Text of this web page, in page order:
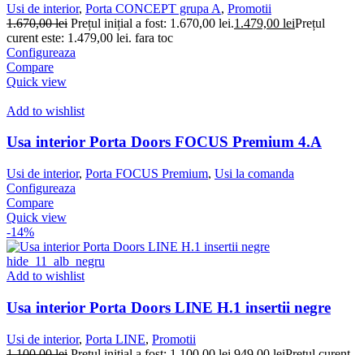
Usi de interior, Porta CONCEPT grupa A, Promotii
1.670,00lei Prețul inițial a fost: 1.670,00 lei.1.479,00 leiPrețul
curent este: 1.479,00 lei. fara toc
Configureaza
Compare
Quick view
Add to wishlist
Usa interior Porta Doors FOCUS Premium 4.A
Usi de interior, Porta FOCUS Premium, Usi la comanda
Configureaza
Compare
Quick view
-14%
Add to wishlist
Usa interior Porta Doors LINE H.1 insertii negre
Usi de interior, Porta LINE, Promotii